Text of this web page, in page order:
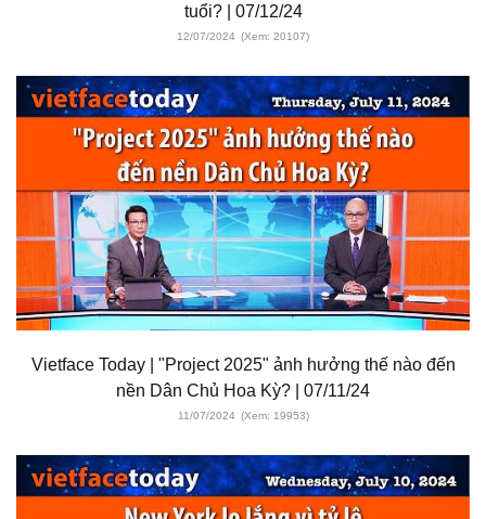
tuổi? | 07/12/24
12/07/2024 (Xem: 20107)
Vietface Today | "Project 2025" ảnh hưởng thế nào đến
nền Dân Chủ Hoa Kỳ? | 07/11/24
11/07/2024 (Xem: 19953)